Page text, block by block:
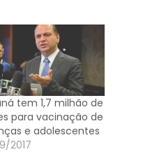
tem 1,7 milhão de
para vacinação de
e adolescentes
2017